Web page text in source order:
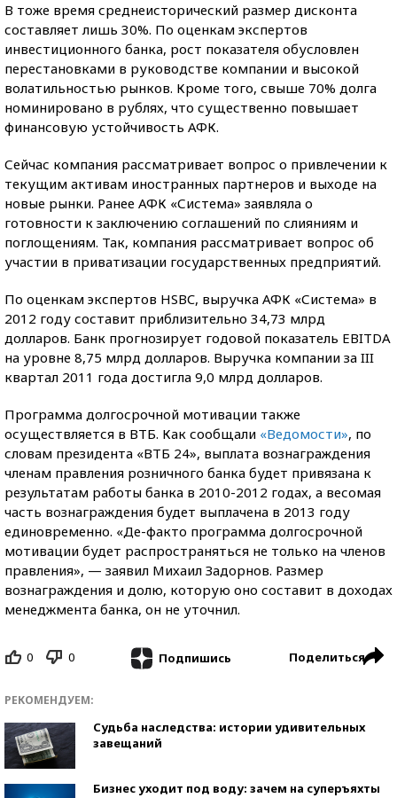
В тоже время среднеисторический размер дисконта
составляет лишь 30%. По оценкам экспертов
инвестиционного банка, рост показателя обусловлен
перестановками в руководстве компании и высокой
волатильностью рынков. Кроме того, свыше 70% долга
номинировано в рублях, что существенно повышает
финансовую устойчивость АФК.
Сейчас компания рассматривает вопрос о привлечении к
текущим активам иностранных партнеров и выходе на
новые рынки. Ранее АФК «Система» заявляла о
готовности к заключению соглашений по слияниям и
поглощениям. Так, компания рассматривает вопрос об
участии в приватизации государственных предприятий.
По оценкам экспертов HSBC, выручка АФК «Система» в
2012 году составит приблизительно 34,73 млрд
долларов. Банк прогнозирует годовой показатель EBITDA
на уровне 8,75 млрд долларов. Выручка компании за III
квартал 2011 года достигла 9,0 млрд долларов.
Программа долгосрочной мотивации также
осуществляется в ВТБ. Как сообщали «Ведомости», по
словам президента «ВТБ 24», выплата вознаграждения
членам правления розничного банка будет привязана к
результатам работы банка в 2010-2012 годах, а весомая
часть вознаграждения будет выплачена в 2013 году
единовременно. «Де-факто программа долгосрочной
мотивации будет распространяться не только на членов
правления», — заявил Михаил Задорнов. Размер
вознаграждения и долю, которую оно составит в доходах
менеджмента банка, он не уточнил.
0 0 Подпишись Поделиться
РЕКОМЕНДУЕМ:
Судьба наследства: истории удивительных
завещаний
Бизнес уходит под воду: зачем на суперъяхты